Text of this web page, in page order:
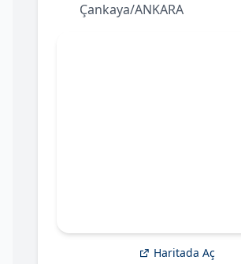
Çankaya/ANKARA
Haritada Aç